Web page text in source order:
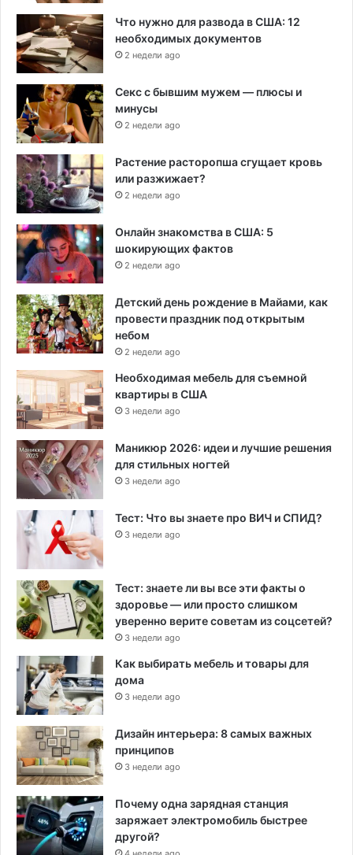
Что нужно для развода в США: 12
необходимых документов
2 недели ago
Секс с бывшим мужем — плюсы и
минусы
2 недели ago
Растение расторопша сгущает кровь
или разжижает?
2 недели ago
Онлайн знакомства в США: 5
шокирующих фактов
2 недели ago
Детский день рождение в Майами, как
провести праздник под открытым
небом
2 недели ago
Необходимая мебель для съемной
квартиры в США
3 недели ago
Маникюр 2026: идеи и лучшие решения
для стильных ногтей
3 недели ago
Тест: Что вы знаете про ВИЧ и СПИД?
3 недели ago
Тест: знаете ли вы все эти факты о
здоровье — или просто слишком
уверенно верите советам из соцсетей?
3 недели ago
Как выбирать мебель и товары для
дома
3 недели ago
Дизайн интерьера: 8 самых важных
принципов
3 недели ago
Почему одна зарядная станция
заряжает электромобиль быстрее
другой?